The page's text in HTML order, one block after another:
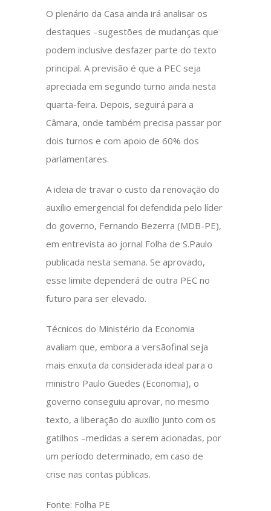
O plenário da Casa ainda irá analisar os
destaques –sugestões de mudanças que
podem inclusive desfazer parte do texto
principal. A previsão é que a PEC seja
apreciada em segundo turno ainda nesta
quarta-feira. Depois, seguirá para a
Câmara, onde também precisa passar por
dois turnos e com apoio de 60% dos
parlamentares.
A ideia de travar o custo da renovação do
auxílio emergencial foi defendida pelo líder
do governo, Fernando Bezerra (MDB-PE),
em entrevista ao jornal Folha de S.Paulo
publicada nesta semana. Se aprovado,
esse limite dependerá de outra PEC no
futuro para ser elevado.
Técnicos do Ministério da Economia
avaliam que, embora a versãofinal seja
mais enxuta da considerada ideal para o
ministro Paulo Guedes (Economia), o
governo conseguiu aprovar, no mesmo
texto, a liberação do auxílio junto com os
gatilhos –medidas a serem acionadas, por
um período determinado, em caso de
crise nas contas públicas.
Fonte: Folha PE